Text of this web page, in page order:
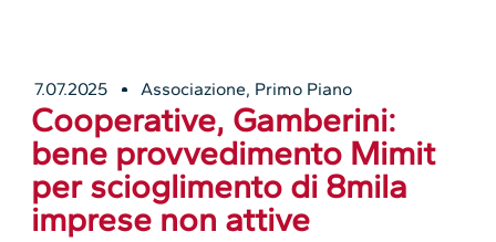
7.07.2025 Associazione, Primo Piano
Cooperative, Gamberini:
bene provvedimento Mimit
per scioglimento di 8mila
imprese non attive